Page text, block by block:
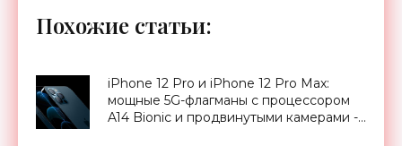
Похожие статьи:
iPhone 12 Pro и iPhone 12 Pro Max:
мощные 5G-флагманы с процессором
A14 Bionic и продвинутыми камерами -